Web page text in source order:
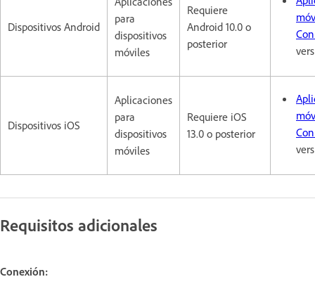
Dispositivos Android
para
dispositivos
móviles
Requiere
Android 10.0 o
posterior
Dispositivos iOS
Aplicaciones
para
dispositivos
móviles
Requiere iOS
13.0 o posterior
Requisitos adicionales
Conexión: